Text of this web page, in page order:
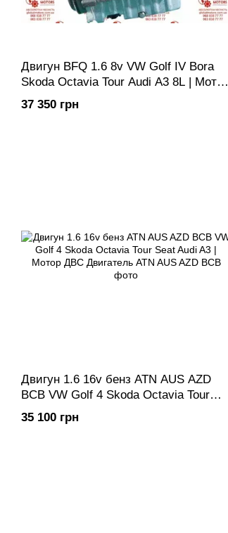
Двигун BFQ 1.6 8v VW Golf IV Bora
Skoda Octavia Tour Audi A3 8L | Мотор
ДВС Двигатель
37 350 грн
Двигун 1.6 16v бенз ATN AUS AZD
BCB VW Golf 4 Skoda Octavia Tour
Seat Audi A3 | Мотор ДВС Двигатель
35 100 грн